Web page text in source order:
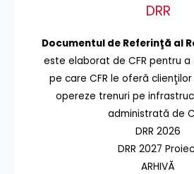
DRR
Documentul de Referinţă al
este elaborat de CFR pentru a
pe care CFR le oferă
opereze trenuri pe
administrată de
DRR 2026
DRR 2027
ARHIVĂ